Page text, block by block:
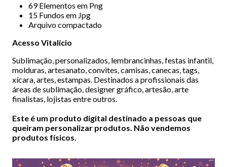
69 Elementos em Png
15 Fundos em Jpg
Arquivo compactado
Acesso Vitalício
Sublimação, personalizados, lembrancinhas, festas infantil,
molduras, artesanato, convites, camisas, canecas, tags,
xícara, artes, estampas. Destinados a profissionais das
áreas de sublimação, designer gráfico, artesão, arte
finalistas, lojistas entre outros.
Este é um produto digital destinado a pessoas que
queiram personalizar produtos. Não vendemos
produtos físicos.